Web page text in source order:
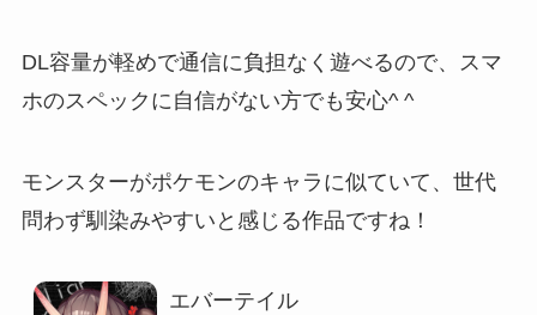
DL容量が軽めで通信に負担なく遊べるので、スマ
ホのスペックに自信がない方でも安心^ ^
モンスターがポケモンのキャラに似ていて、 世代
問わず馴染みやすいと感じる作品ですね！
エバーテイル